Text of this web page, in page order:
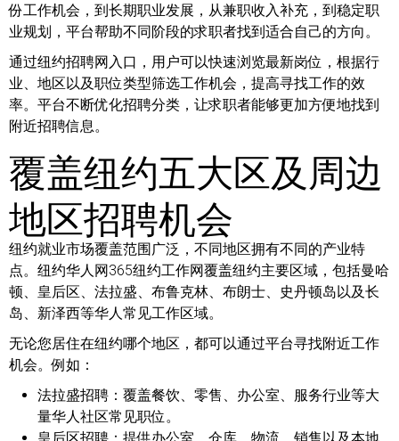
份工作机会，到长期职业发展，从兼职收入补充，到稳定职
业规划，平台帮助不同阶段的求职者找到适合自己的方向。
通过纽约招聘网入口，用户可以快速浏览最新岗位，根据行
业、地区以及职位类型筛选工作机会，提高寻找工作的效
率。平台不断优化招聘分类，让求职者能够更加方便地找到
附近招聘信息。
覆盖纽约五大区及周边
地区招聘机会
纽约就业市场覆盖范围广泛，不同地区拥有不同的产业特
点。纽约华人网365纽约工作网覆盖纽约主要区域，包括曼哈
顿、皇后区、法拉盛、布鲁克林、布朗士、史丹顿岛以及长
岛、新泽西等华人常见工作区域。
无论您居住在纽约哪个地区，都可以通过平台寻找附近工作
机会。例如：
法拉盛招聘： 覆盖餐饮、零售、办公室、服务行业等大
量华人社区常见职位。
皇后区招聘： 提供办公室、仓库、物流、销售以及本地